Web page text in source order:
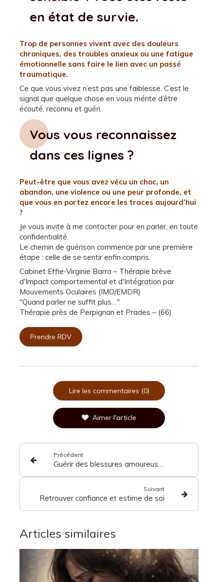
en état de survie.
Trop de personnes vivent avec des douleurs
chroniques, des troubles anxieux ou une fatigue
émotionnelle sans faire le lien avec un passé
traumatique.
Ce que vous vivez n’est pas une faiblesse. C’est le
signal que quelque chose en vous mérite d’être
écouté, reconnu et guéri.
Vous vous reconnaissez
dans ces lignes ?
Peut-être que vous avez vécu un choc, un
abandon, une violence ou une peur profonde, et
que vous en portez encore les traces aujourd’hui
?
Je vous invite à me contacter pour en parler, en toute
confidentialité.
Le chemin de guérison commence par une première
étape : celle de se sentir enfin compris.
Cabinet Effie-Virginie Barra – Thérapie brève
d'Impact comportemental et d'Intégration par
Mouvements Oculaires (IMO/EMDR)
"Quand parler ne suffit plus…"
Thérapie près de Perpignan et Prades – (66)
Prendre RDV
Lire les commentaires (0)
Aimer l'article
Précédent
Suivant
Retrouver confiance et estime de soi
Articles similaires